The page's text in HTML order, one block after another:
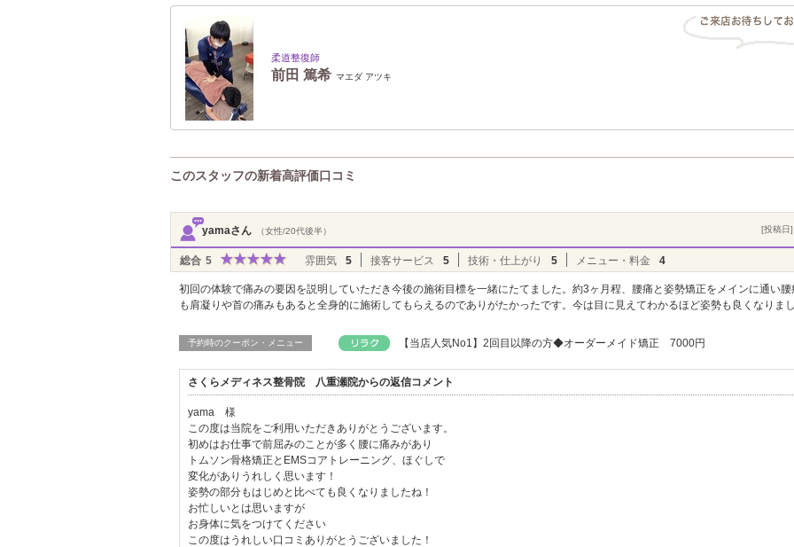
柔道整復師
前田 篤希 マエダ アツキ
このスタッフの新着高評価口コミ
yamaさん （女性/20代後半） [投稿日
総合 5 雰囲気 5 接客サービス 5 技術・仕上がり 5 メニュー・料金 4
初回の体験で痛みの要因を説明していただき今後の施術目標を一緒にたてました。約3ヶ月程、腰痛と姿勢矯正をメインに通い腰
も肩凝りや首の痛みもあると全身的に施術してもらえるのでありがたかったです。今は目に見えてわかるほど姿勢も良くなりま
予約時のクーポン・メニュー 【当店人気No1】2回目以降の方◆オーダーメイド矯正 7000円
さくらメディネス整骨院 八重瀬院からの返信コメント
yama 様
この度は当院をご利用いただきありがとうございます。
初めはお仕事で前屈みのことが多く腰に痛みがあり
トムソン骨格矯正とEMSコアトレーニング、ほぐしで
変化がありうれしく思います！
姿勢の部分もはじめと比べても良くなりましたね！
お忙しいとは思いますが
お身体に気をつけてください
この度はうれしい口コミありがとうございました！